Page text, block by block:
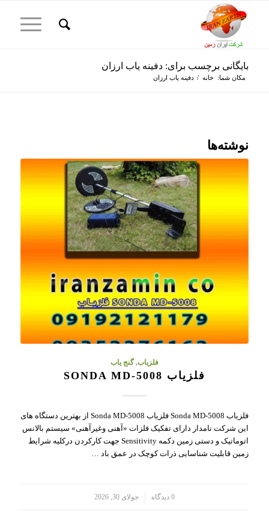
بایگانی برچسب برای: دفینه یاب ارزان
مکان شما: خانه / دفینه یاب ارزان
نوشته‌ها
فلزیاب,گنج یاب
فلزیاب SONDA MD-5008
فلزیاب Sonda MD-5008 فلزیاب Sonda MD-5008 از بهترین دستگاه های
این شرکت نامدار دارای تفکیک فلزات «آهنی وغیرآهنی» سیستم بالانس
اتوماتیک و دستی زمین دکمه Sensitivity جهت کارکردن درکلیه شرایط
زمین قابلیت شناسایی ذرات کوچک در عمق باد …
0 دیدگاه جولای 30, 2026